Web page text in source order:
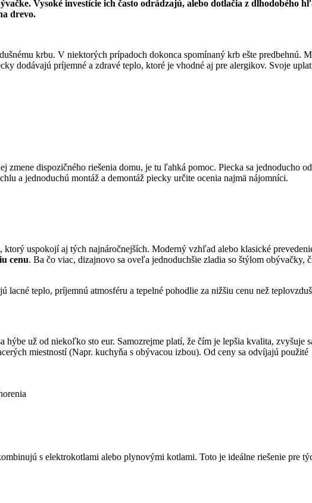
Vysoké investície ich často odrádzajú, alebo dotlačia z dlhodobého
drevo.
krbu. V niektorých prípadoch dokonca spomínaný krb ešte predbehnú.
dodávajú príjemné a zdravé teplo, ktoré je vhodné aj pre alergikov. Svoje
dispozičného riešenia domu, je tu ľahká pomoc. Piecka sa jednoducho
a jednoduchú montáž a demontáž piecky určite ocenia najmä nájomníci.
uspokojí aj tých najnáročnejších. Moderný vzhľad alebo klasické
cenu. Ba čo viac, dizajnovo sa oveľa jednoduchšie zladia so štýlom obývačky,
už od niekoľko sto eur. Samozrejme platí, že čím je lepšia kvalita, zvyšuje
miestností (Napr. kuchyňa s obývacou izbou). Od ceny sa odvíjajú
s elektrokotlami alebo plynovými kotlami. Toto je ideálne riešenie pre